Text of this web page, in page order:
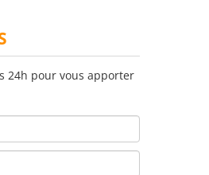
24h pour vous apporter